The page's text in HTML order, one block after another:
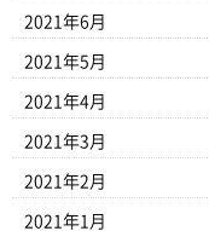
2021年6月
2021年5月
2021年4月
2021年3月
2021年2月
2021年1月